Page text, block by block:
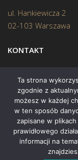
ul. Hankiewicza 2
02-103 Warszawa
KONTAKT
Biuro: (22) 45 70
Mail:
Copyright © 2015
Ta strona
zgodnie z
możesz w każdej
w ten sposób
zapisane w
prawidłowego
informacji na